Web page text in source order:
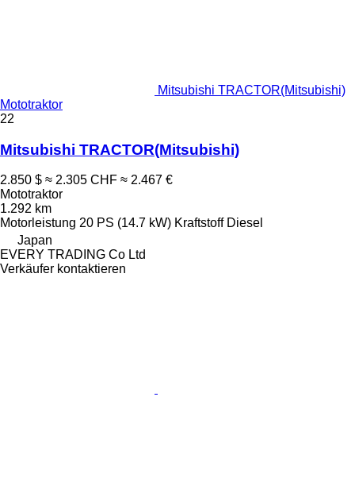
Mitsubishi TRACTOR(Mitsubishi)
Mototraktor
22
Mitsubishi TRACTOR(Mitsubishi)
2.850 $ ≈ 2.305 CHF ≈ 2.467 €
Mototraktor
1.292 km
Motorleistung 20 PS (14.7 kW) Kraftstoff Diesel
Japan
EVERY TRADING Co Ltd
Verkäufer kontaktieren